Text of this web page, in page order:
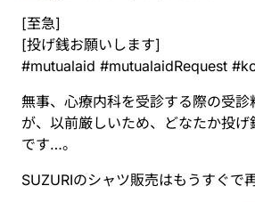
[至急]
[投げ銭お願いします]
#mutualaid #mutualaidRequest #
無事、心療内科を受診する際の受診
が、以前厳しいため、どなたか投
です…。
SUZURIのシャツ販売はもうすぐで